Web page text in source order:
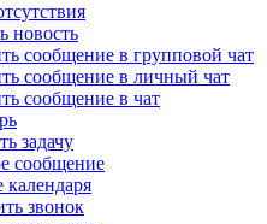
новость
сообщение в групповой чат
сообщение в личный чат
сообщение в чат
задачу
сообщение
звонок